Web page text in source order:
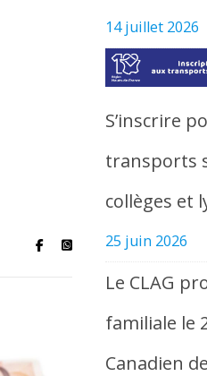
14 juillet 2026
S’inscrire
transports
collèges et
25 juin 2026
Le CLAG
familiale le
Canadien